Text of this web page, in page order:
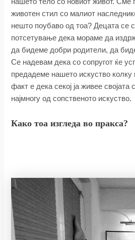
животен стил со малиот
нешто поубаво од тоа? Децата се
потсетување дека мораме да
да бидеме добри родители, да
Се надевам дека со сопругот ќе
предадеме нашето искуство
факт е дека секој ја живее својата
најмногу од сопственото искуство.
Како тоа изгледа во пракса?